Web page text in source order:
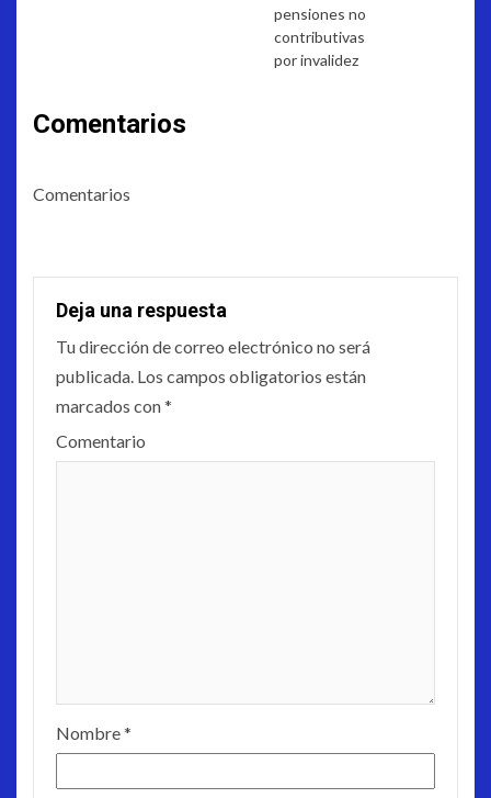
pensiones no
contributivas
por invalidez
Comentarios
Comentarios
Deja una respuesta
Tu dirección de correo electrónico no será
publicada. Los campos obligatorios están
marcados con*
Comentario
Nombre*